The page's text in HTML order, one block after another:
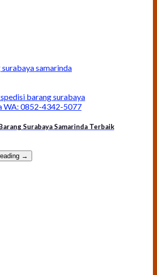
barang surabaya
WA: 0852-4342-5077
Surabaya Samarinda Terbaik
→